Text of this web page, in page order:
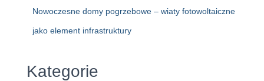
Nowoczesne domy pogrzebowe – wiaty fotowoltaiczne
jako element infrastruktury
Kategorie